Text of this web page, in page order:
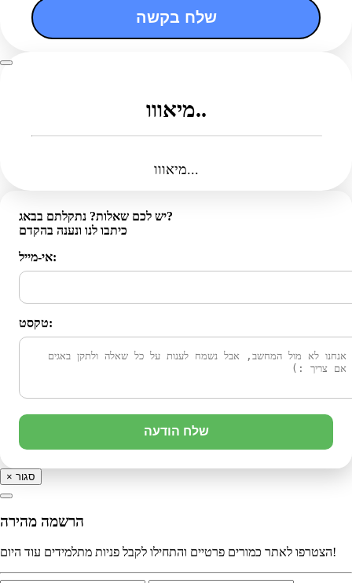
שלח בקשה
מיאווו..
מיאווו...
יש לכם שאלות? נתקלתם בבאג?
כיתבו לנו ונענה בהקדם
אי-מייל:
טקסט:
שלח הודעה
× סגור
הרשמה מהירה
הצטרפו לאתר כמורים פרטיים והתחילו לקבל פניות מתלמידים עוד היום!